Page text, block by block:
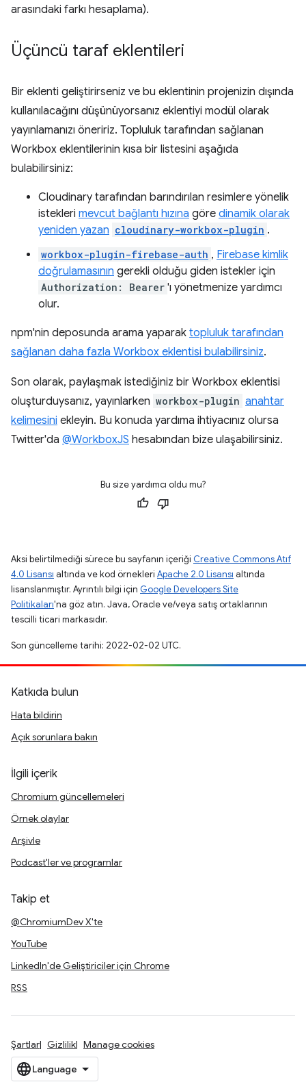
arasındaki farkı hesaplama).
Üçüncü taraf eklentileri
Bir eklenti geliştirirseniz ve bu eklentinin projenizin dışında
kullanılacağını düşünüyorsanız eklentiyi modül olarak
yayınlamanızı öneririz. Topluluk tarafından sağlanan
Workbox eklentilerinin kısa bir listesini aşağıda
bulabilirsiniz:
Cloudinary tarafından barındırılan resimlere yönelik
istekleri mevcut bağlantı hızına göre dinamik olarak
yeniden yazan cloudinary-workbox-plugin .
workbox-plugin-firebase-auth , Firebase kimlik
doğrulamasının gerekli olduğu giden istekler için
Authorization: Bearer 'ı yönetmenize yardımcı
olur.
npm'nin deposunda arama yaparak topluluk tarafından
sağlanan daha fazla Workbox eklentisi bulabilirsiniz.
Son olarak, paylaşmak istediğiniz bir Workbox eklentisi
oluşturduysanız, yayınlarken workbox-plugin anahtar
kelimesini ekleyin. Bu konuda yardıma ihtiyacınız olursa
Twitter'da @WorkboxJS hesabından bize ulaşabilirsiniz.
Bu size yardımcı oldu mu?
Aksi belirtilmediği sürece bu sayfanın içeriği Creative Commons Atıf
4.0 Lisansı altında ve kod örnekleri Apache 2.0 Lisansı altında
lisanslanmıştır. Ayrıntılı bilgi için Google Developers Site
Politikaları'na göz atın. Java, Oracle ve/veya satış ortaklarının
tescilli ticari markasıdır.
Son güncelleme tarihi: 2022-02-02 UTC.
Katkıda bulun
Hata bildirin
Açık sorunlara bakın
İlgili içerik
Chromium güncellemeleri
Örnek olaylar
Arşivle
Podcast'ler ve programlar
Takip et
@ChromiumDev X'te
YouTube
LinkedIn'de Geliştiriciler için Chrome
RSS
Şartlar Gizlilik Manage cookies